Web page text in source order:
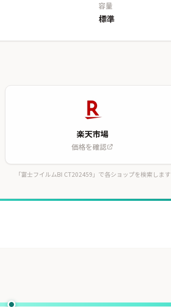
容量
標準
楽天市場
価格を確認
「富士フイルムBI CT202459」で各ショップを検索します